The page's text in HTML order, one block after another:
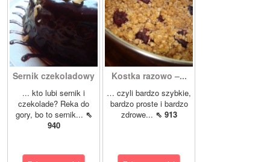
Sernik czekoladowy
... kto lubi sernik i
czekolade? Reka do
gory, bo to sernik... ⇖
940
Kostka razowo –...
… czyli bardzo szybkie,
bardzo proste i bardzo
zdrowe... ⇖ 913